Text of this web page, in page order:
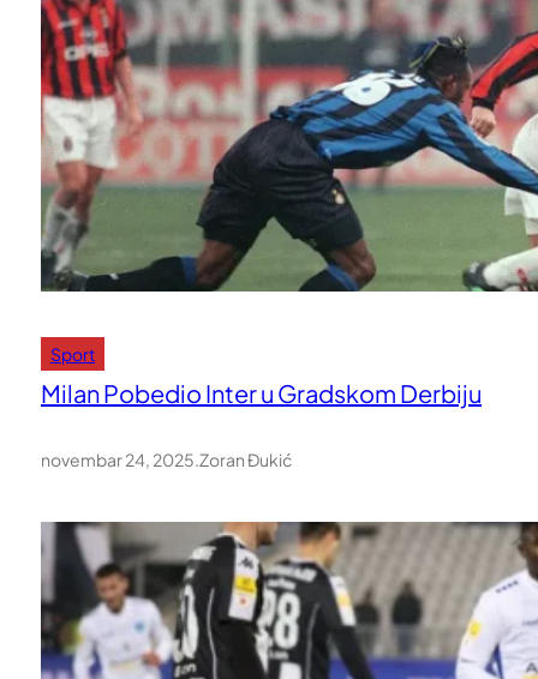
Sport
Milan Pobedio Inter u Gradskom Derbiju
novembar 24, 2025.Zoran Đukić